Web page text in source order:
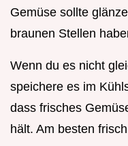
Gemüse sollte
braunen Stellen
Wenn du es nicht
speichere es im
dass frisches
hält. Am besten